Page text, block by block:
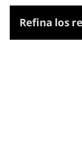
Refina los
Tesauro